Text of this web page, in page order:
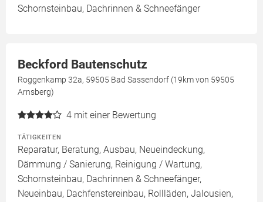
Schornsteinbau, Dachrinnen & Schneefänger
Beckford Bautenschutz
Roggenkamp 32a, 59505 Bad Sassendorf (19km von 59505
Arnsberg)
4 mit einer Bewertung
TÄTIGKEITEN
Reparatur, Beratung, Ausbau, Neueindeckung,
Dämmung / Sanierung, Reinigung / Wartung,
Schornsteinbau, Dachrinnen & Schneefänger,
Neueinbau, Dachfenstereinbau, Rollläden, Jalousien,